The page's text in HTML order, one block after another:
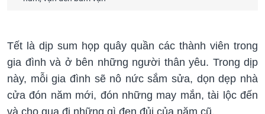
Tết là dịp sum họp quây quần các thành viên trong
gia đình và ở bên những người thân yêu. Trong dịp
này, mỗi gia đình sẽ nô nức sắm sửa, dọn dẹp nhà
cửa đón năm mới, đón những may mắn, tài lộc đến
và cho qua đi những gì đen đủi của năm cũ.